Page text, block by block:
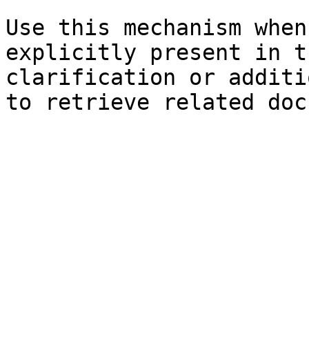
Use this mechanism
explicitly present in
clarification or